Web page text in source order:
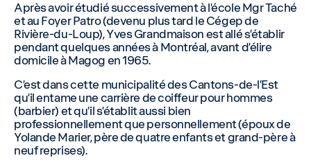
Après avoir étudié successivement à l’école Mgr Taché
et au Foyer Patro (devenu plus tard le Cégep de
Rivière-du-Loup), Yves Grandmaison est allé s’établir
pendant quelques années à Montréal, avant d’élire
domicile à Magog en 1965.
C’est dans cette municipalité des Cantons-de-l’Est
qu’il entame une carrière de coiffeur pour hommes
(barbier) et qu’il s’établit aussi bien
professionnellement que personnellement (époux de
Yolande Marier, père de quatre enfants et grand-père à
neuf reprises).